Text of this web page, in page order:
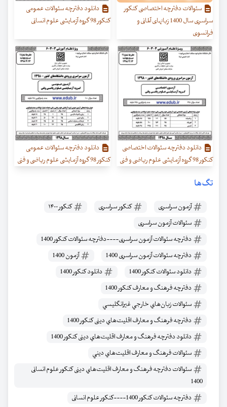
سئوالات دفترچه اختصاصی کنکور
سراسری سال 1400 زبانهای آلمانی و
فرانسوی
دانلود دفترچه سئوالات عمومی
کنکور 98 گروه آزمایشی علوم انسانی
دانلود دفترچه سئوالات اختصاصی
کنکور 98 گروه آزمایشی علوم ریاضی و فنی
دانلود دفترچه سئوالات عمومی
کنکور 98 گروه آزمایشی علوم ریاضی و فنی
تگ‌ها
آزمون سراسری کنکور سراسری
کنکور ۱۴۰۰
سئوالات آزمون سراسری
دفترچه سئوالات آزمون سراسری----دفترچه سئوالات کنکور 1400
دفترچه سئوالات آزمون سراسری 1400
آزمون 1400
دانلود سئوالات کنکور 1400
دانلود کنکور 1400
دفترچه فرهنگ و معارف کنکور 1400
سئوالات زبان‌هاي خارجي غيرانگليسي
دفترچه فرهنگ و معارف اقليت‌هاي دينی کنکور 1400
دانلود دفترچه فرهنگ و معارف اقليت‌هاي دينی کنکور 1400
سئوالات فرهنگ و معارف اقليت‌هاي ديني
سئوالات دفترچه فرهنگ و معارف اقليت‌هاي دينی کنکور علوم انسانی
1400
دفترچه سئوالات کنکور 1400----کنکور علوم انسانی